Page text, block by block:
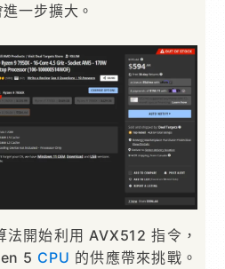
一步擴大。
法開始利用 AVX512 指令，
5 CPU 的供應帶來挑戰。